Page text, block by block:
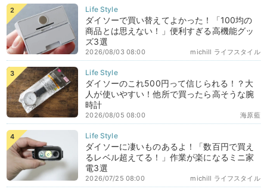
ダイソーで買い替えてよかった！「100均の
商品とは思えない！」便利すぎる高機能グッ
ズ3選
michill ライフスタイル
2026/08/03 08:00
ダイソーのこれ500円って信じられる！？大
人が使いやすい！他所で買ったら高そうな腕
時計
海原藍
2026/08/05 08:00
ダイソーに凄いものあるよ！「数百円で買え
るレベル超えてる！」作業が楽になるミニ家
電3選
michill ライフスタイル
2026/07/25 08:00